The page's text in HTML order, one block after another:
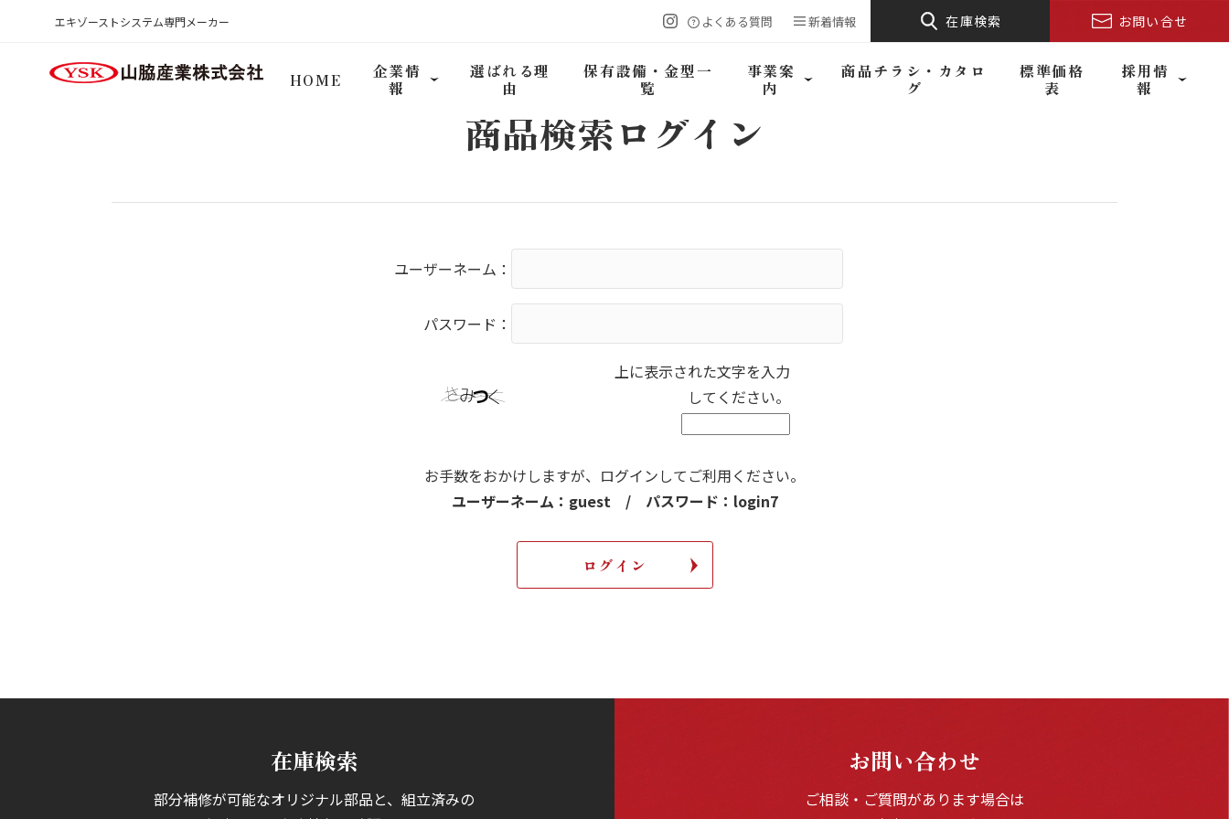
エキゾーストシステム専門メーカー よくある質問 新着情報 在庫検索 お問い合せ
HOME 企業情
報
選ばれる理
由
保有設備・金型一
覧
事業案
内
商品チラシ・カタロ
グ
標準価格
表
採用情
報
HOME 商品検索ログイン
商品検索ログイン
ユーザーネーム：
パスワード：
上に表示された文字を入力
してください。
お手数をおかけしますが、 ログインしてご利用ください。
ユーザーネーム：guest / パスワード：login7
在庫検索
部分補修が可能なオリジナル部品と、組立済みの
お問い合わせ
ご相談・ご質問があります場合は